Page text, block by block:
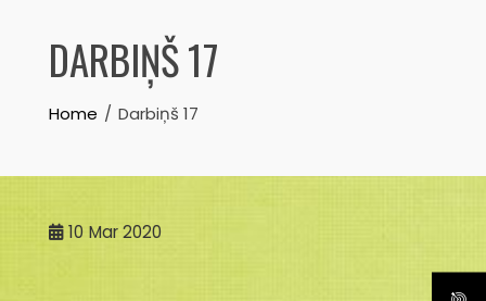
DARBIŅŠ 17
Home Darbiņš 17
10 Mar 2020